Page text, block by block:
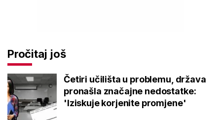
Pročitaj još
Četiri učilišta u problemu, država
pronašla značajne nedostatke:
'Iziskuje korjenite promjene'